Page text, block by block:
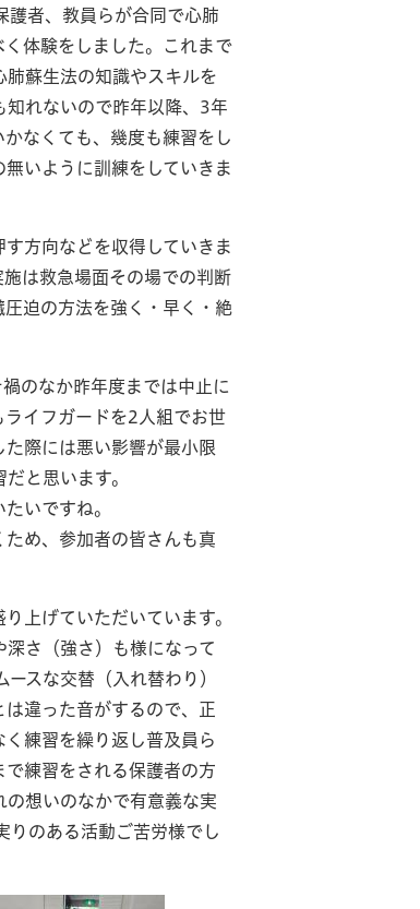
者、教員らが合同で心肺
体験をしました。これまで
蘇生法の知識やスキルを
知れないので昨年以降、3年
なくても、幾度も練習をし
いように訓練をしていきま
方向などを収得していきま
は救急場面その場での判断
迫の方法を強く・早く・絶
のなか昨年度までは中止に
イフガードを2人組でお世
際には悪い影響が最小限
と思います。
いですね。
め、参加者の皆さんも真
上げていただいています。
さ（強さ）も様になって
スな交替（入れ替わり）
違った音がするので、正
練習を繰り返し普及員ら
練習をされる保護者の方
想いのなかで有意義な実
りのある活動ご苦労様でし